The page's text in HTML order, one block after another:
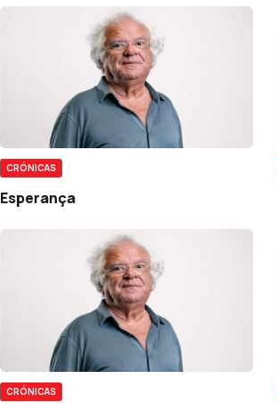
CRÓNICAS
Esperança
CRÓNICAS